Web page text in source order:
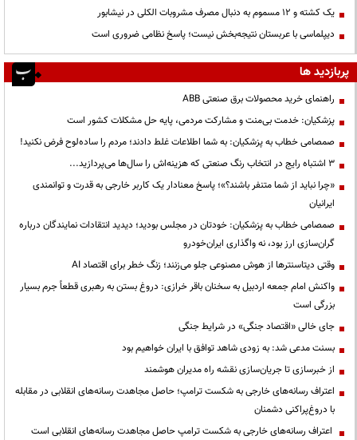
یک کشته و ۱۲ مسموم به دنبال مصرف مشروبات الکلی در نیشابور
دیپلماسی با عربستان نتیجه‌بخش نیست؛ پاسخ نظامی ضروری است
پربازدید ها
راهنمای خرید محصولات برق صنعتی ABB
پزشکیان: خدمت بی‌منت و مشارکت مردمی، پایه حل مشکلات کشور است
صمصامی خطاب به پزشکیان: به شما اطلاعات غلط دادند؛ مردم را ساده‌لوح فرض نکنید!
3 اشتباه رایج در انتخاب رنگ صنعتی که هزینه‌اش را سال‌ها می‌پردازید...
«چرا نباید از شما متنفر باشند؟»؛ پاسخ معنادار یک کاربر خارجی به قدرت و توانمندی
ایرانیان
صمصامی خطاب به پزشکیان: خودتان در مجلس بودید؛ دیدید انتقادات نمایندگان درباره
گران‌سازی ارز بود، نه واگذاری ایران‌خودرو
وقتی دیتاسنترها از هوش مصنوعی جلو می‌زنند؛ زنگ خطر برای اقتصاد AI
واکنش امام جمعه اردبیل به سخنان باقر خرازی: دروغ بستن به رهبری قطعاً جرم بسیار
بزرگی است
جای خالی «اقتصاد جنگی» در شرایط جنگی
بسنت مدعی شد: به زودی شاهد توافق با ایران خواهیم بود
از خبرسازی تا جریان‌سازی نقشه راه مدیران هوشمند
اعتراف رسانه‌های خارجی به شکست ترامپ؛ حاصل مجاهدت رسانه‌های انقلابی در مقابله
با دروغ‌پراکنی دشمنان
اعتراف رسانه‌های خارجی به شکست ترامپ حاصل مجاهدت رسانه‌های انقلابی است